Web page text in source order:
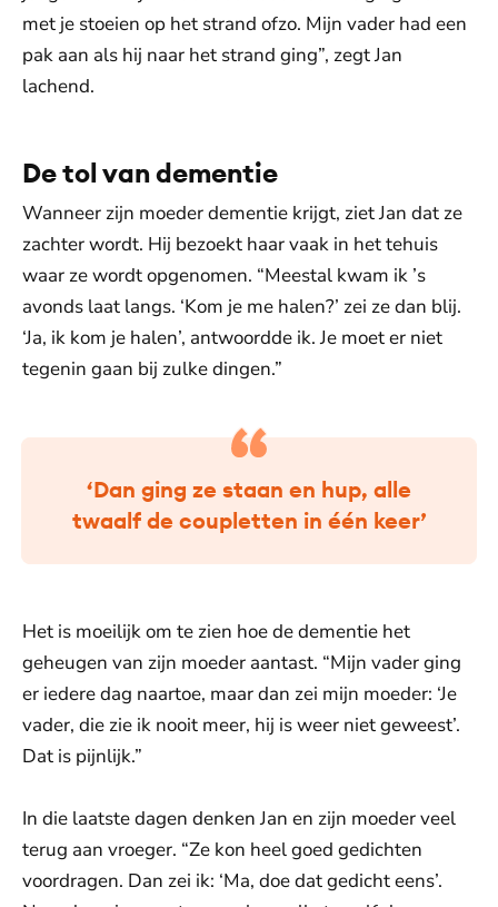
met je stoeien op het strand ofzo. Mijn vader had een
pak aan als hij naar het strand ging”, zegt Jan
lachend.
De tol van dementie
Wanneer zijn moeder dementie krijgt, ziet Jan dat ze
zachter wordt. Hij bezoekt haar vaak in het tehuis
waar ze wordt opgenomen. “Meestal kwam ik ’s
avonds laat langs. ‘Kom je me halen?’ zei ze dan blij.
‘Ja, ik kom je halen’, antwoordde ik. Je moet er niet
tegenin gaan bij zulke dingen.”
‘Dan ging ze staan en hup, alle
twaalf de coupletten in één keer’
Het is moeilijk om te zien hoe de dementie het
geheugen van zijn moeder aantast. “Mijn vader ging
er iedere dag naartoe, maar dan zei mijn moeder: ‘Je
vader, die zie ik nooit meer, hij is weer niet geweest’.
Dat is pijnlijk.”
In die laatste dagen denken Jan en zijn moeder veel
terug aan vroeger. “Ze kon heel goed gedichten
voordragen. Dan zei ik: ‘Ma, doe dat gedicht eens’.